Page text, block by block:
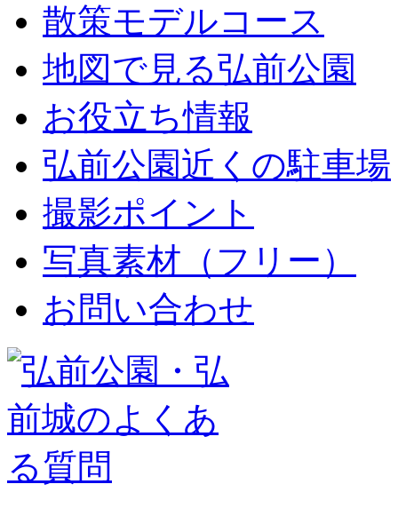
散策モデルコース
地図で見る弘前公園
お役立ち情報
弘前公園近くの駐車場
撮影ポイント
写真素材（フリー）
お問い合わせ